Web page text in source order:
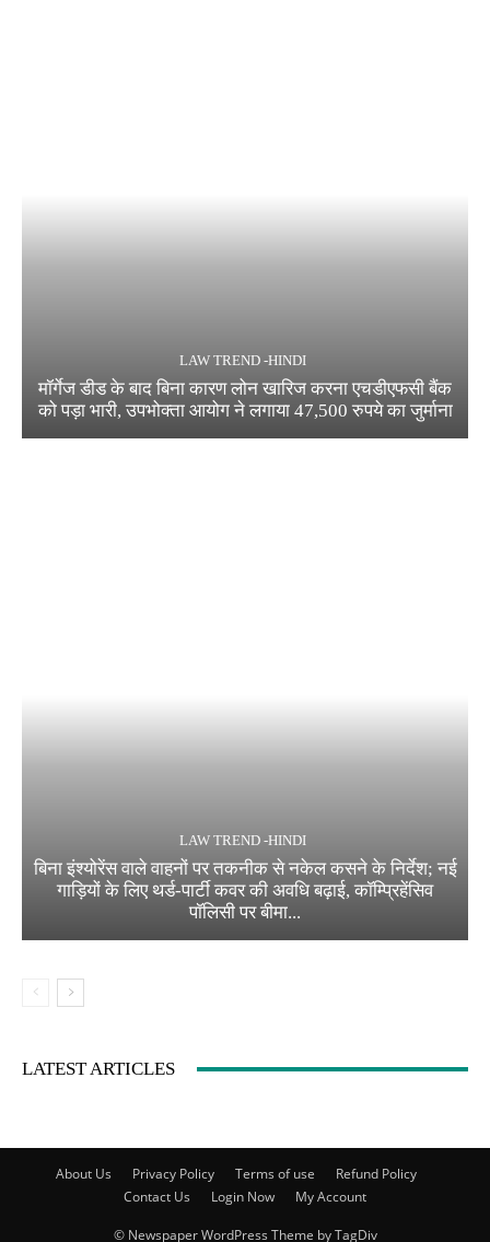
LAW TREND -HINDI
मॉर्गेज डीड के बाद बिना कारण लोन खारिज करना एचडीएफसी बैंक
को पड़ा भारी, उपभोक्ता आयोग ने लगाया 47,500 रुपये का जुर्माना
LAW TREND -HINDI
बिना इंश्योरेंस वाले वाहनों पर तकनीक से नकेल कसने के निर्देश; नई
गाड़ियों के लिए थर्ड-पार्टी कवर की अवधि बढ़ाई, कॉम्प्रिहेंसिव
पॉलिसी पर बीमा...
LATEST ARTICLES
About Us Privacy Policy Terms of use
Refund Policy
Contact Us
Login Now My Account
© Newspaper WordPress Theme by TagDiv